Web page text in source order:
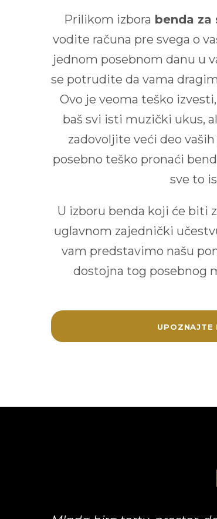
Prilikom izbora benda za
vodite računa pre svega o
jednom posebnom danu u
se potrudite da vama
Ovo je veoma teško
baš svi isti muzički ukus,
zadovoljite veći deo
posebno teško pronaći
sve to
U izboru benda koji će biti
uglavnom zajednički
vam predstavimo našu
dostojna tog posebnog
UPOZNAJTE